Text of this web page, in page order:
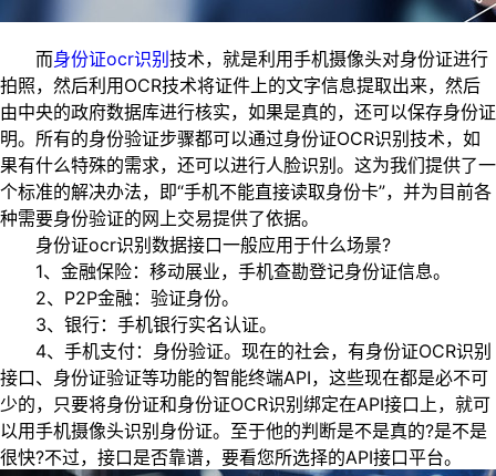
而身份证ocr识别 技术，就是利用手机摄像头对身份证进行
拍照，然后利用OCR技术将证件上的文字信息提取出来，然后
由中央的政府数据库进行核实，如果是真的，还可以保存身份证
明。所有的身份验证步骤都可以通过身份证OCR识别技术，如
果有什么特殊的需求，还可以进行人脸识别。这为我们提供了一
个标准的解决办法，即“手机不能直接读取身份卡”，并为目前各
种需要身份验证的网上交易提供了依据。
身份证ocr识别数据接口一般应用于什么场景?
1、金融保险：移动展业，手机查勘登记身份证信息。
2、P2P金融：验证身份。
3、银行：手机银行实名认证。
4、手机支付：身份验证。现在的社会，有身份证OCR识别
接口、身份证验证等功能的智能终端API，这些现在都是必不可
少的，只要将身份证和身份证OCR识别绑定在API接口上，就可
以用手机摄像头识别身份证。至于他的判断是不是真的?是不是
很快?不过，接口是否靠谱，要看您所选择的API接口平台。